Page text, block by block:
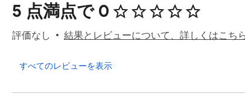
効果的なリサーチには整理が不可欠です。そのため
イトを分類できるようにしています。
- **緑**: 裏付けとなる証拠や引用用
- **ピンク**: 重要な警告や矛盾する情報用
5 点満点で 0
評価なし 結果とレビューについて、詳しくはこち
すべてのレビューを表示